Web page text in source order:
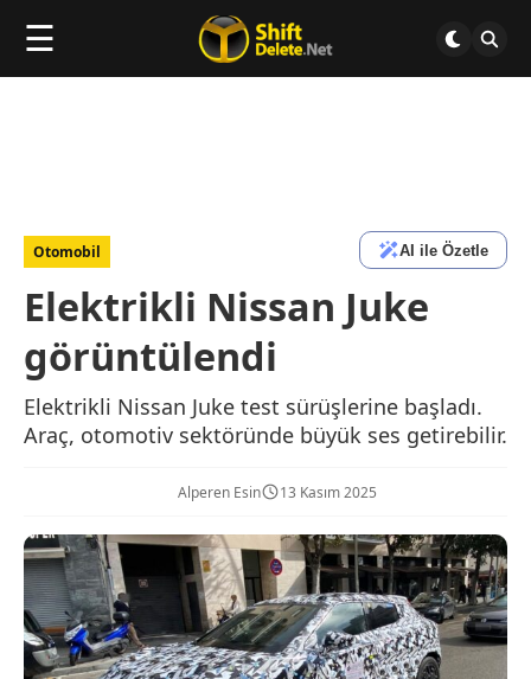
☰
Otomobil AI ile Özetle
Elektrikli Nissan Juke
görüntülendi
Elektrikli Nissan Juke test sürüşlerine başladı.
Araç, otomotiv sektöründe büyük ses getirebilir.
Alperen Esin 13 Kasım 2025